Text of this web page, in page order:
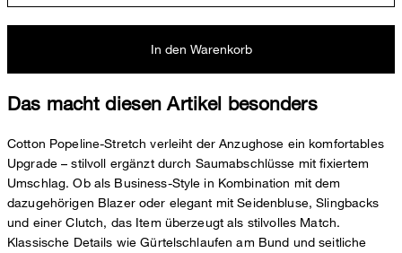
In den Warenkorb
Das macht diesen Artikel besonders
Cotton Popeline-Stretch verleiht der Anzughose ein komfortables
Upgrade – stilvoll ergänzt durch Saumabschlüsse mit fixiertem
Umschlag. Ob als Business-Style in Kombination mit dem
dazugehörigen Blazer oder elegant mit Seidenbluse, Slingbacks
und einer Clutch, das Item überzeugt als stilvolles Match.
Klassische Details wie Gürtelschlaufen am Bund und seitliche